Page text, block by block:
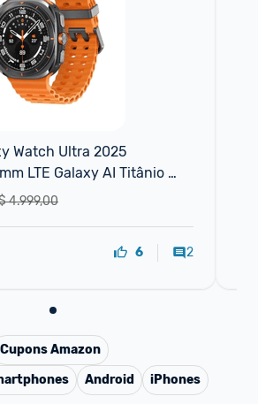
Watch Ultra 2025
LTE Galaxy AI Titânio
Cinza
4.999,00
6 2
CuponsAmazon
Android
iPhones